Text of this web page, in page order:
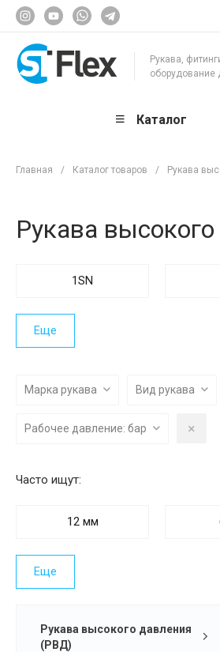
Рукава,
оборудование
Каталог
Главная / Каталог товаров / Рукава
Рукава
1SN
Еще
Марка рукава Вид рукава
Рабочее давление: бар
Часто ищут:
12 мм
Еще
Рукава высокого давления
(РВД)